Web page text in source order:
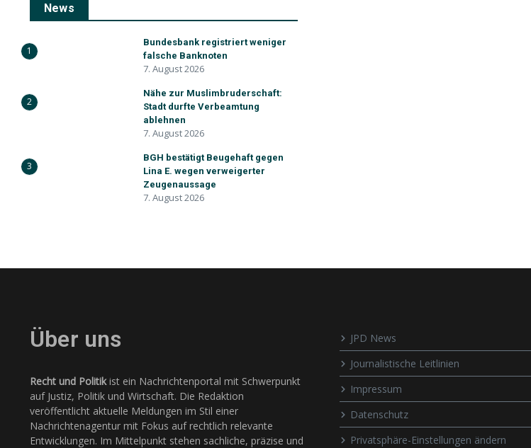
News
1
Bundesbank registriert weniger
falsche Banknoten
7. August 2026
2
Nähe zur Muslimbruderschaft:
Stadt durfte Verbeamtung
ablehnen
7. August 2026
3
BGH bestätigt Beugehaft gegen
Lina E. wegen verweigerter
Zeugenaussage
7. August 2026
Über uns
Recht und Politikist ein Nachrichtenportal mit Schwerpunkt
auf Justiz, Politik und Wirtschaft. Die Redaktion
veröffentlicht aktuelle Meldungen im Stil einer
Nachrichtenagentur mit Fokus auf rechtlich relevante
Entwicklungen. Im Mittelpunkt stehen sachliche, präzise und
JPD News
Journalistische Leitlinien
Impressum
Datenschutz
Privatsphäre-Einstellungen ändern